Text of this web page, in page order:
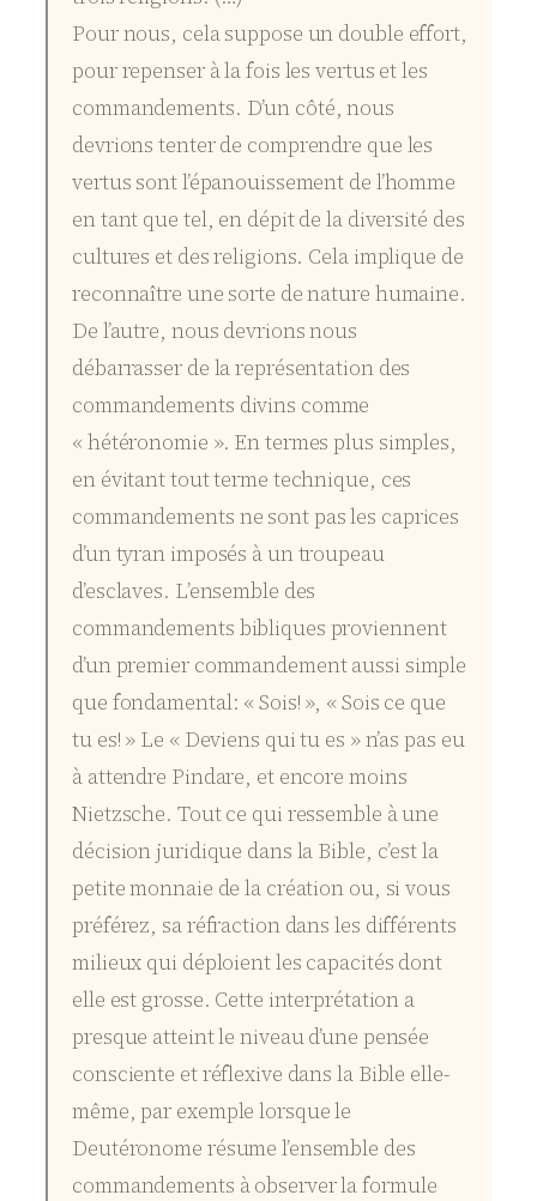
Pour nous, cela suppose un double effort,
pour repenser à la fois les vertus et les
commandements. D’un côté, nous
devrions tenter de comprendre que les
vertus sont l’épanouissement de l’homme
en tant que tel, en dépit de la diversité des
cultures et des religions. Cela implique de
reconnaître une sorte de nature humaine.
De l’autre, nous devrions nous
débarrasser de la représentation des
commandements divins comme
« hétéronomie ». En termes plus simples,
en évitant tout terme technique, ces
commandements ne sont pas les caprices
d’un tyran imposés à un troupeau
d’esclaves. L’ensemble des
commandements bibliques proviennent
d’un premier commandement aussi simple
que fondamental: « Sois! », « Sois ce que
tu es! » Le « Deviens qui tu es » n’as pas eu
à attendre Pindare, et encore moins
Nietzsche. Tout ce qui ressemble à une
décision juridique dans la Bible, c’est la
petite monnaie de la création ou, si vous
préférez, sa réfraction dans les différents
milieux qui déploient les capacités dont
elle est grosse. Cette interprétation a
presque atteint le niveau d’une pensée
consciente et réflexive dans la Bible elle-
même, par exemple lorsque le
Deutéronome résume l’ensemble des
commandements à observer la formule